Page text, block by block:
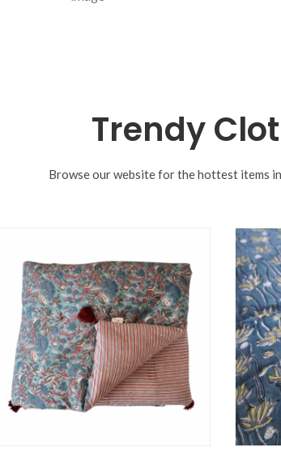
Trendy
Browse our website for the hottest items